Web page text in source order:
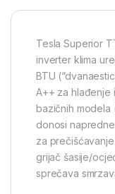
Tesla Superior
inverter klima
BTU
A++ za hlađenje
bazičnih modela
donosi
za
grijač šasije/
sprečava